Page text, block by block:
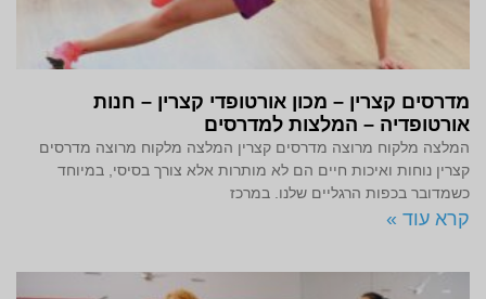
מדרסים קצרין – מכון אורטופדי קצרין – חנות
אורטופדיה – המלצות למדרסים
המלצה מלקוח מרוצה מדרסים קצרין המלצה מלקוח מרוצה מדרסים
קצרין נוחות ואיכות חיים הם לא מותרות אלא צורך בסיסי, במיוחד
כשמדובר בכפות הרגליים שלנו. במרכז
קרא עוד »